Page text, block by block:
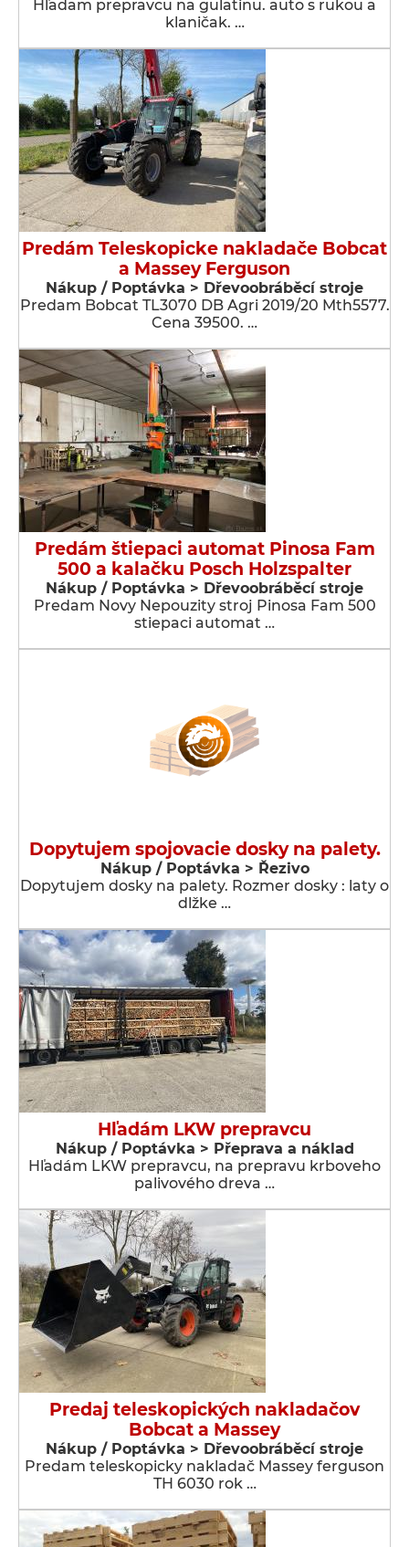
Hľadam prepravcu na gulatinu. auto s rukou a
klaničak. …
Predám Teleskopicke nakladače Bobcat
a Massey Ferguson
Nákup / Poptávka > Dřevoobráběcí stroje
Predam Bobcat TL3070 DB Agri 2019/20 Mth5577.
Cena 39500. …
Predám štiepaci automat Pinosa Fam
500 a kalačku Posch Holzspalter
Nákup / Poptávka > Dřevoobráběcí stroje
Predam Novy Nepouzity stroj Pinosa Fam 500
stiepaci automat …
Dopytujem spojovacie dosky na palety.
Nákup / Poptávka > Řezivo
Dopytujem dosky na palety. Rozmer dosky : laty o
dlžke …
Hľadám LKW prepravcu
Nákup / Poptávka > Přeprava a náklad
Hľadám LKW prepravcu, na prepravu krboveho
palivového dreva …
Predaj teleskopických nakladačov
Bobcat a Massey
Nákup / Poptávka > Dřevoobráběcí stroje
Predam teleskopicky nakladač Massey ferguson
TH 6030 rok …